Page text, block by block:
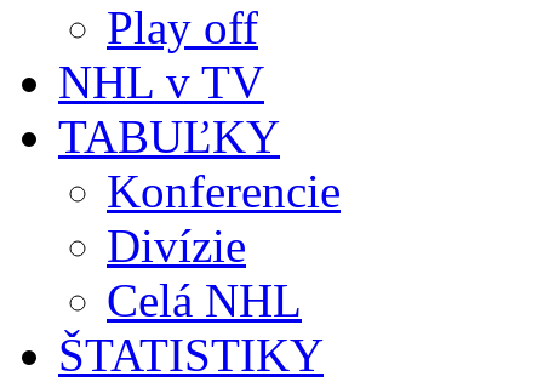
Play off
NHL v TV
TABUĽKY
Konferencie
Divízie
Celá NHL
ŠTATISTIKY